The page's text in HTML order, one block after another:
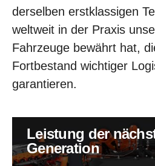
derselben erstklassigen
weltweit in der Praxis
Fahrzeuge bewährt hat,
Fortbestand wichtiger
garantieren.
Leistung der nächsten
Generation